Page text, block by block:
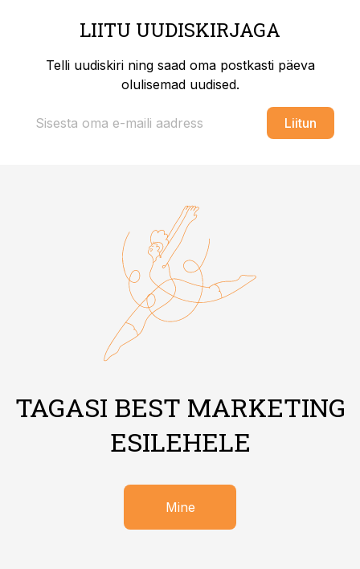
LIITU UUDISKIRJAGA
Telli uudiskiri ning saad oma postkasti päeva
olulisemad uudised.
Liitun
TAGASI BEST MARKETING
ESILEHELE
Mine